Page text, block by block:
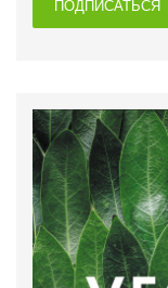
ПОДПИСАТЬСЯ